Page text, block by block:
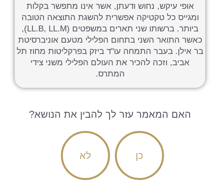
אופי עיקש, נחוש ודעתן, אשר אינו מתפשר בקלות
ומגייס כל טקטיקה אפשרית להשגת התוצאה הטובה
ביותר. ברשותו שני תארים במשפטים (LL.B, LL.M),
כאשר התואר השני בתחום הפלילי מטעם אוניברסיטת
בר אילן. בעבר התמחה עו"ד ביזק בפרקליטות מחוז תל
אביב, וזכה להכיר את העולם הפלילי משני צידי
המתרס.
האם המאמר עזר לך להבין את הנושא?
כן לא